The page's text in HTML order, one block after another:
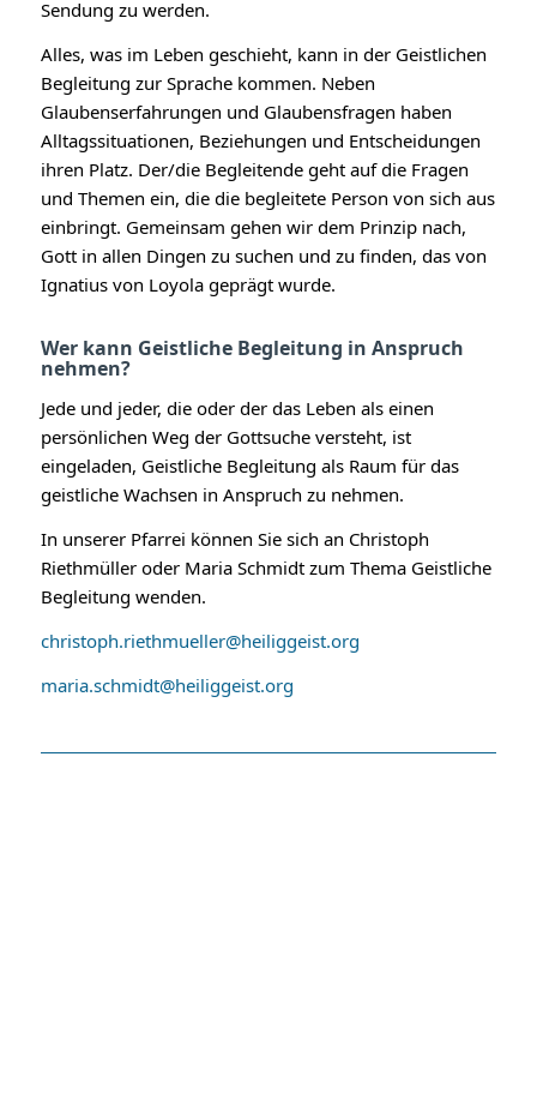
Sendung zu werden.
Alles, was im Leben geschieht, kann in der Geistlichen
Begleitung zur Sprache kommen. Neben
Glaubenserfahrungen und Glaubensfragen haben
Alltagssituationen, Beziehungen und Entscheidungen
ihren Platz. Der/die Begleitende geht auf die Fragen
und Themen ein, die die begleitete Person von sich aus
einbringt. Gemeinsam gehen wir dem Prinzip nach,
Gott in allen Dingen zu suchen und zu finden, das von
Ignatius von Loyola geprägt wurde.
Wer kann Geistliche Begleitung in Anspruch
nehmen?
Jede und jeder, die oder der das Leben als einen
persönlichen Weg der Gottsuche versteht, ist
eingeladen, Geistliche Begleitung als Raum für das
geistliche Wachsen in Anspruch zu nehmen.
In unserer Pfarrei können Sie sich an Christoph
Riethmüller oder Maria Schmidt zum Thema Geistliche
Begleitung wenden.
christoph.riethmueller@heiliggeist.org
maria.schmidt@heiliggeist.org